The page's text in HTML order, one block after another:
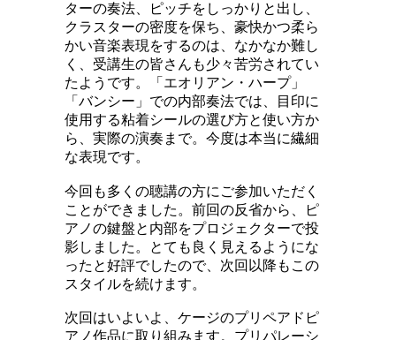
ターの奏法、ピッチをしっかりと出し、
クラスターの密度を保ち、豪快かつ柔ら
かい音楽表現をするのは、なかなか難し
く、受講生の皆さんも少々苦労されてい
たようです。「エオリアン・ハープ」
「バンシー」での内部奏法では、目印に
使用する粘着シールの選び方と使い方か
ら、実際の演奏まで。今度は本当に繊細
な表現です。
今回も多くの聴講の方にご参加いただく
ことができました。前回の反省から、ピ
アノの鍵盤と内部をプロジェクターで投
影しました。とても良く見えるようにな
ったと好評でしたので、次回以降もこの
スタイルを続けます。
次回はいよいよ、ケージのプリペアドピ
アノ作品に取り組みます。プリパレーシ